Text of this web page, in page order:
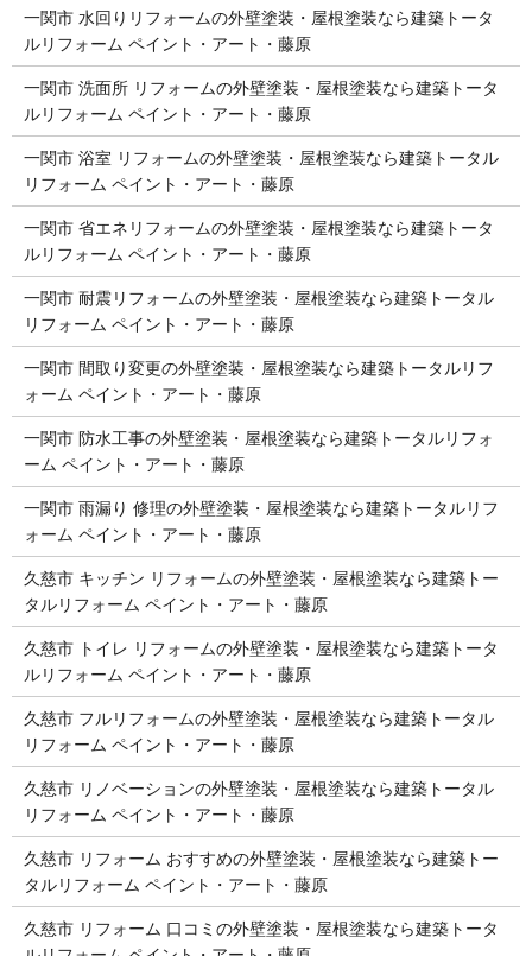
一関市 水回りリフォームの外壁塗装・屋根塗装なら建築トータ
ルリフォーム ペイント・アート・藤原
一関市 洗面所 リフォームの外壁塗装・屋根塗装なら建築トータ
ルリフォーム ペイント・アート・藤原
一関市 浴室 リフォームの外壁塗装・屋根塗装なら建築トータル
リフォーム ペイント・アート・藤原
一関市 省エネリフォームの外壁塗装・屋根塗装なら建築トータ
ルリフォーム ペイント・アート・藤原
一関市 耐震リフォームの外壁塗装・屋根塗装なら建築トータル
リフォーム ペイント・アート・藤原
一関市 間取り変更の外壁塗装・屋根塗装なら建築トータルリフ
ォーム ペイント・アート・藤原
一関市 防水工事の外壁塗装・屋根塗装なら建築トータルリフォ
ーム ペイント・アート・藤原
一関市 雨漏り 修理の外壁塗装・屋根塗装なら建築トータルリフ
ォーム ペイント・アート・藤原
久慈市 キッチン リフォームの外壁塗装・屋根塗装なら建築トー
タルリフォーム ペイント・アート・藤原
久慈市 トイレ リフォームの外壁塗装・屋根塗装なら建築トータ
ルリフォーム ペイント・アート・藤原
久慈市 フルリフォームの外壁塗装・屋根塗装なら建築トータル
リフォーム ペイント・アート・藤原
久慈市 リノベーションの外壁塗装・屋根塗装なら建築トータル
リフォーム ペイント・アート・藤原
久慈市 リフォーム おすすめの外壁塗装・屋根塗装なら建築トー
タルリフォーム ペイント・アート・藤原
久慈市 リフォーム 口コミの外壁塗装・屋根塗装なら建築トータ